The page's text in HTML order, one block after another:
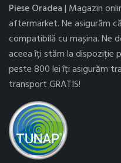
Piese Oradea| Magazin
aftermarket. Ne asigurăm
compatibilă cu mașina. Ne
aceea îți stăm la dispoziție
peste 800 lei îți asigurăm
transport GRATIS!